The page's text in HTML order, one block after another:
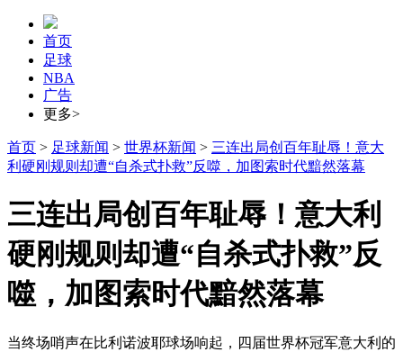
首页
足球
NBA
广告
更多>
首页 > 足球新闻 > 世界杯新闻 > 三连出局创百年耻辱！意大
利硬刚规则却遭“自杀式扑救”反噬，加图索时代黯然落幕
三连出局创百年耻辱！意大利
硬刚规则却遭“自杀式扑救”反
噬，加图索时代黯然落幕
当终场哨声在比利诺波耶球场响起，四届世界杯冠军意大利的